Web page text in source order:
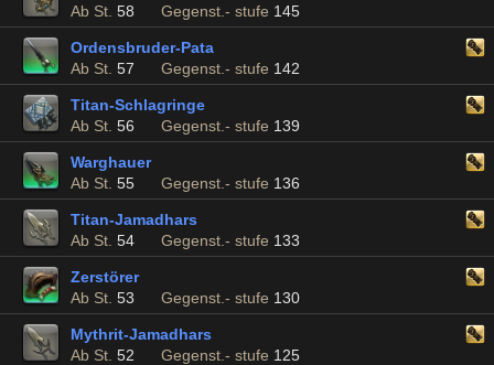
Ab St. 58 Gegenst.- stufe 145
Ordensbruder-Pata
Ab St. 57 Gegenst.- stufe 142
Titan-Schlagringe
Ab St. 56 Gegenst.- stufe 139
Warghauer
Ab St. 55 Gegenst.- stufe 136
Titan-Jamadhars
Ab St. 54 Gegenst.- stufe 133
Zerstörer
Ab St. 53 Gegenst.- stufe 130
Mythrit-Jamadhars
Ab St. 52 Gegenst.- stufe 125